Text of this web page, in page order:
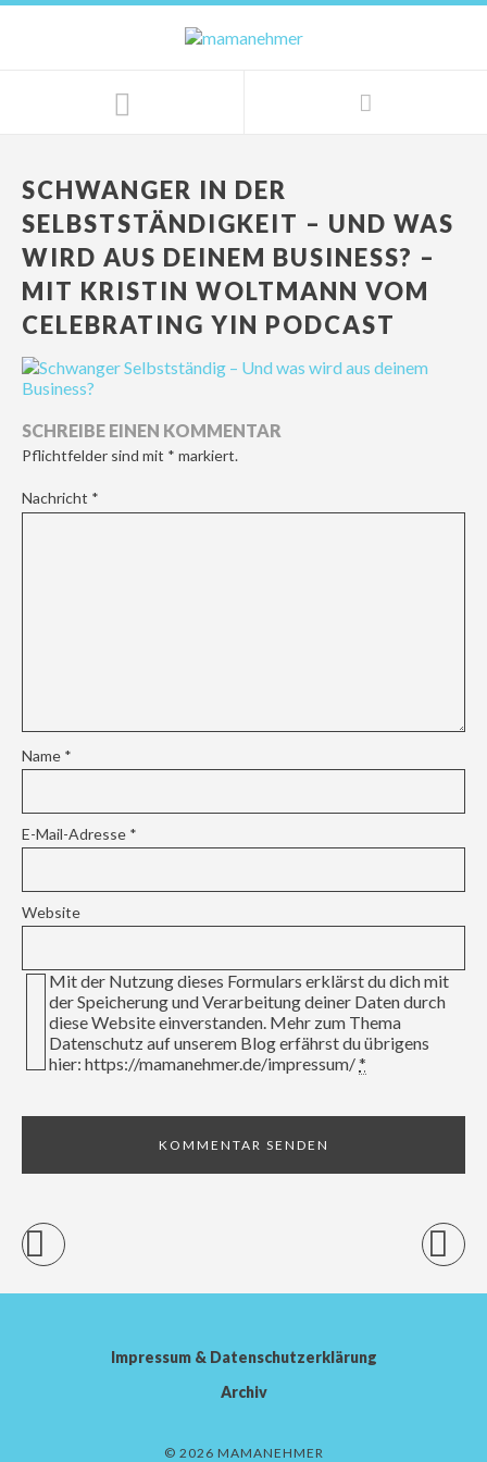
SCHWANGER IN DER
SELBSTSTÄNDIGKEIT – UND WAS
WIRD AUS DEINEM BUSINESS? –
MIT KRISTIN WOLTMANN VOM
CELEBRATING YIN PODCAST
SCHREIBE EINEN KOMMENTAR
Pflichtfelder sind mit * markiert.
Nachricht *
Name *
E-Mail-Adresse *
Website
Mit der Nutzung dieses Formulars erklärst du dich mit
der Speicherung und Verarbeitung deiner Daten durch
diese Website einverstanden. Mehr zum Thema
Datenschutz auf unserem Blog erfährst du übrigens
hier: https://mamanehmer.de/impressum/*
Impressum & Datenschutzerklärung
Archiv
© 2026 MAMANEHMER